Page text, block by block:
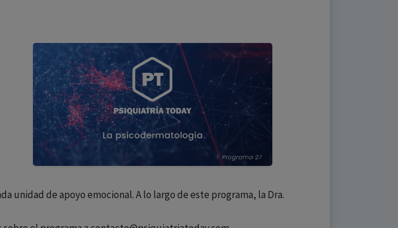
de apoyo emocional. A lo largo de este programa, la Dra.